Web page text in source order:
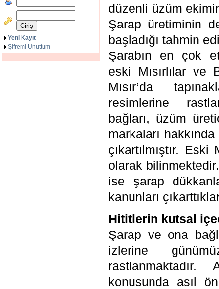
Yeni Kayıt
Şifremi Unuttum
düzenli üzüm
Şarap üretiminin
başladığı tahmin
Şarabın en çok
eski Mısırlılar ve
Mısır’da
resimlerine
bağları, üzüm
markaları
çıkartılmıştır. Eski
olarak
ise şarap
kanunları
Hititlerin kutsal
Şarap ve ona
izlerine
rastlanmaktadır.
konusunda asıl